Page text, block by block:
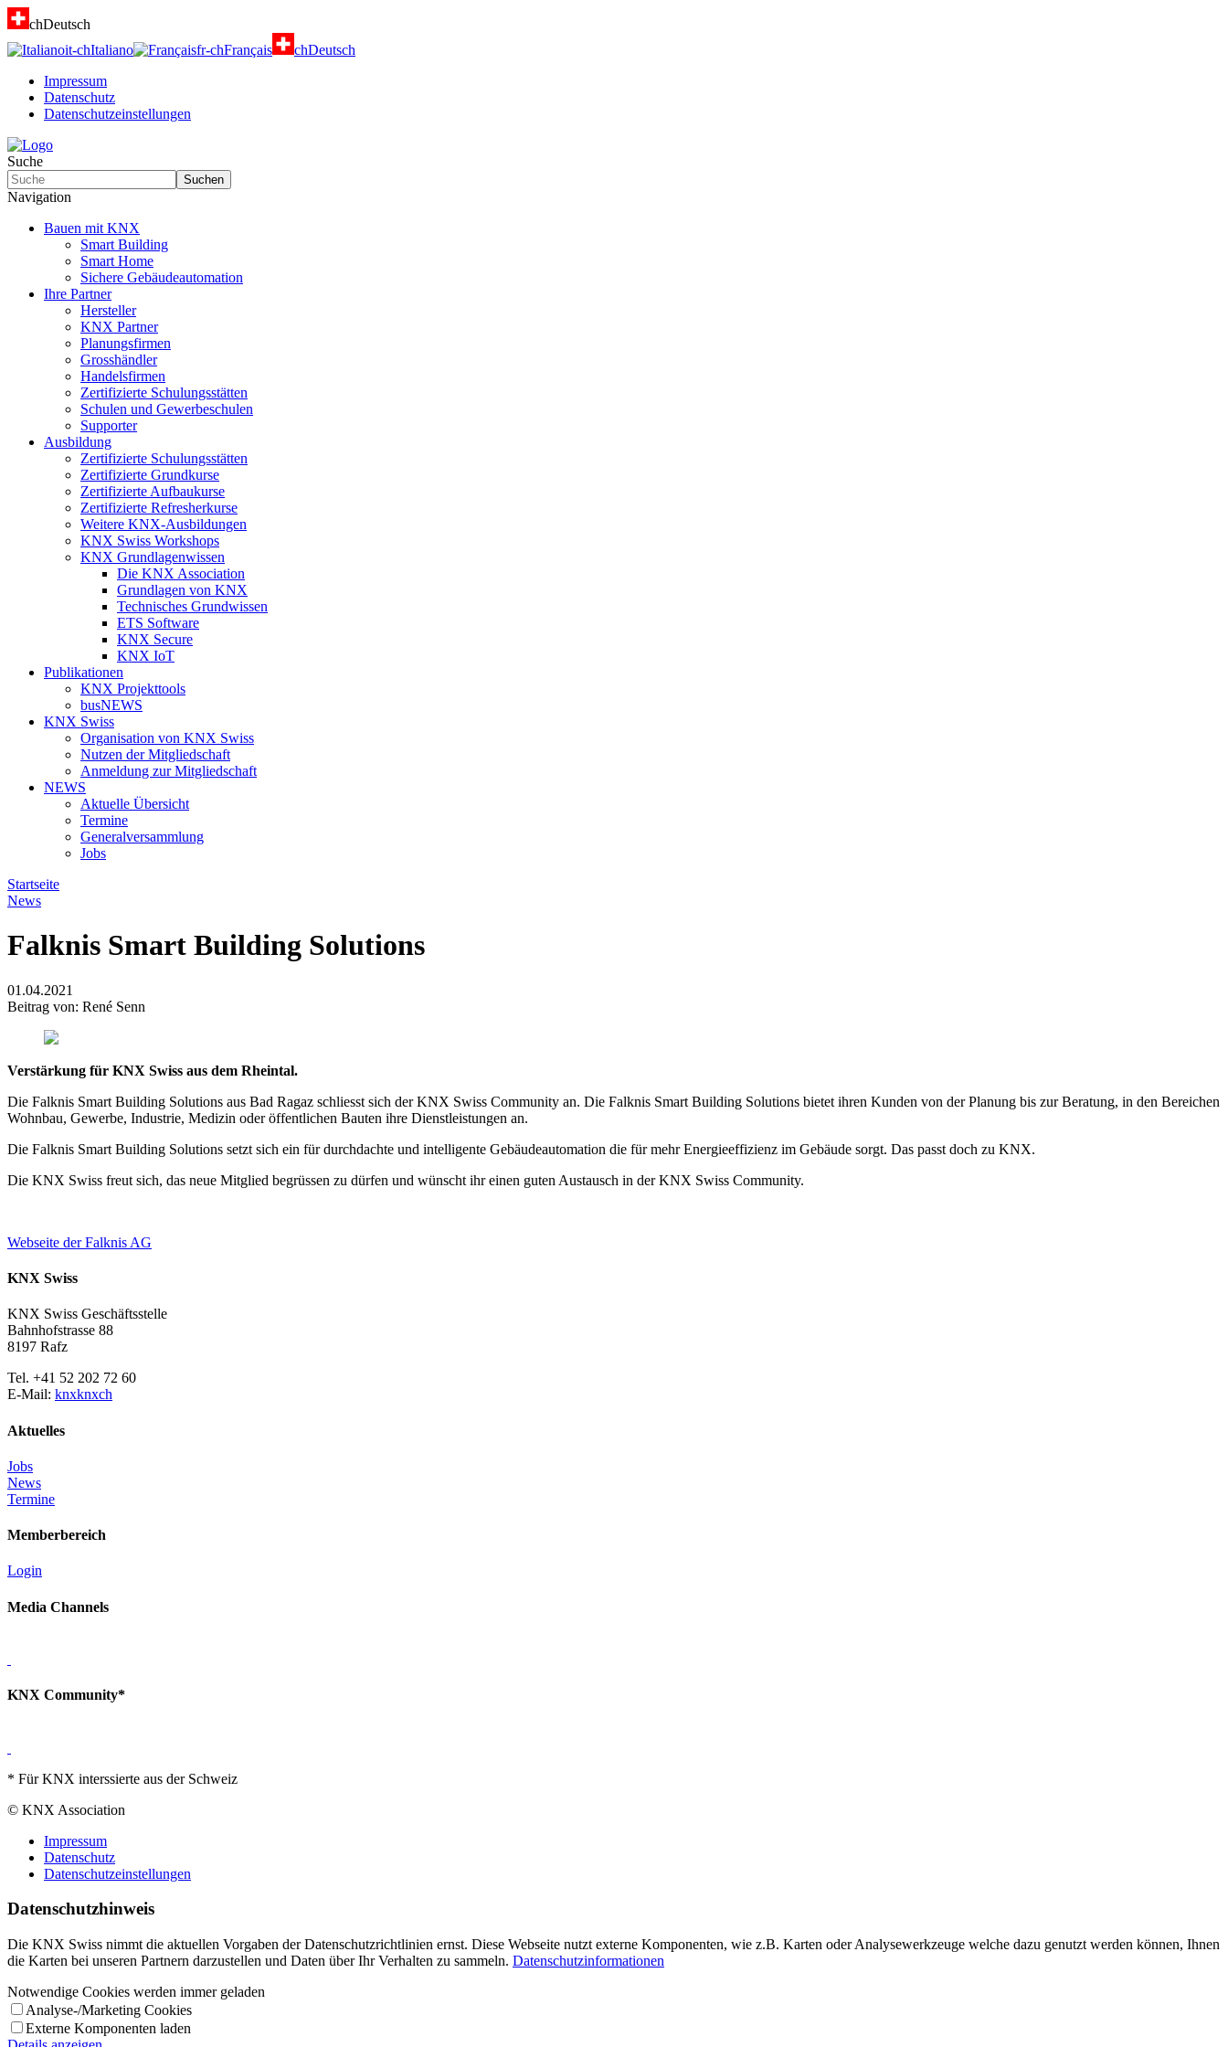
chDeutsch
it-chItaliano fr-chFrançais chDeutsch
Impressum
Datenschutz
Datenschutzeinstellungen
Suche
Suchen
Navigation
Bauen mit KNX
Smart Building
Smart Home
Sichere Gebäudeautomation
Ihre Partner
Hersteller
KNX Partner
Planungsfirmen
Grosshändler
Handelsfirmen
Zertifizierte Schulungsstätten
Schulen und Gewerbeschulen
Supporter
Ausbildung
Zertifizierte Schulungsstätten
Zertifizierte Grundkurse
Zertifizierte Aufbaukurse
Zertifizierte Refresherkurse
Weitere KNX-Ausbildungen
KNX Swiss Workshops
KNX Grundlagenwissen
Die KNX Association
Grundlagen von KNX
Technisches Grundwissen
ETS Software
KNX Secure
KNX IoT
Publikationen
KNX Projekttools
busNEWS
KNX Swiss
Organisation von KNX Swiss
Nutzen der Mitgliedschaft
Anmeldung zur Mitgliedschaft
NEWS
Aktuelle Übersicht
Termine
Generalversammlung
Jobs
Startseite
News
Falknis Smart Building Solutions
01.04.2021
Beitrag von: René Senn
Verstärkung für KNX Swiss aus dem Rheintal.
Die Falknis Smart Building Solutions aus Bad Ragaz schliesst sich der KNX Swiss Community an. Die Falknis Smart Building Solutions bietet ihren Kunden von der Planung bis zur Beratung, in den Bereichen
Wohnbau, Gewerbe, Industrie, Medizin oder öffentlichen Bauten ihre Dienstleistungen an.
Die Falknis Smart Building Solutions setzt sich ein für durchdachte und intelligente Gebäudeautomation die für mehr Energieeffizienz im Gebäude sorgt. Das passt doch zu KNX.
Die KNX Swiss freut sich, das neue Mitglied begrüssen zu dürfen und wünscht ihr einen guten Austausch in der KNX Swiss Community.
Webseite der Falknis AG
KNX Swiss
KNX Swiss Geschäftsstelle
Bahnhofstrasse 88
8197 Rafz
Tel. +41 52 202 72 60
E-Mail: knxknxch
Aktuelles
Jobs
News
Termine
Memberbereich
Login
Media Channels
KNX Community*
* Für KNX interssierte aus der Schweiz
© KNX Association
Impressum
Datenschutz
Datenschutzeinstellungen
Datenschutzhinweis
Die KNX Swiss nimmt die aktuellen Vorgaben der Datenschutzrichtlinien ernst. Diese Webseite nutzt externe Komponenten, wie z.B. Karten oder Analysewerkzeuge welche dazu genutzt werden können, Ihnen
die Karten bei unseren Partnern darzustellen und Daten über Ihr Verhalten zu sammeln. Datenschutzinformationen
Notwendige Cookies werden immer geladen
Analyse-/Marketing Cookies
Externe Komponenten laden